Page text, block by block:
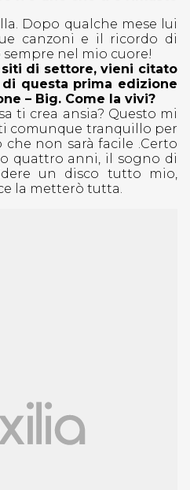
Dopo qualche mese lui
canzoni e il ricordo di
nel mio cuore!
di settore, vieni citato
questa prima edizione
– Big. Come la vivi?
ti crea ansia? Questo mi
comunque tranquillo per
che non sarà facile .Certo
quattro anni, il sogno di
un disco tutto mio,
la metterò tutta.